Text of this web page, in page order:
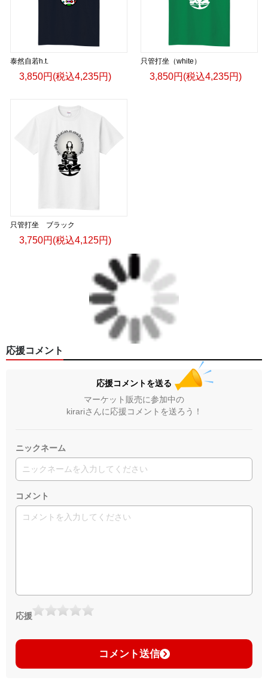
泰然自若h.t.
3,850円(税込4,235円)
只管打坐（white）
3,850円(税込4,235円)
只管打坐 ブラック
3,750円(税込4,125円)
応援コメント
応援コメントを送る
マーケット販売に参加中の
kirariさんに応援コメントを送ろう！
ニックネーム
コメント
応援
コメント送信